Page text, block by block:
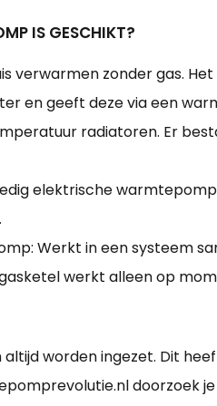
IS GESCHIKT?
verwarmen zonder gas.
en geeft deze via een
radiatoren. Er
elektrische
Werkt in een systeem
werkt alleen op
worden ingezet. Dit
doorzoek